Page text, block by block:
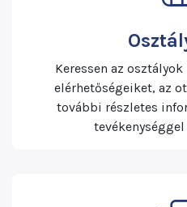
Keressen az
elérhetőségeiket, az
további részletes